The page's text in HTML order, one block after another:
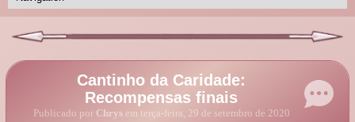
Cantinho da Caridade:
Recompensas finais
Publicado por Chrysem terça-feira, 29 de setembro de 2020